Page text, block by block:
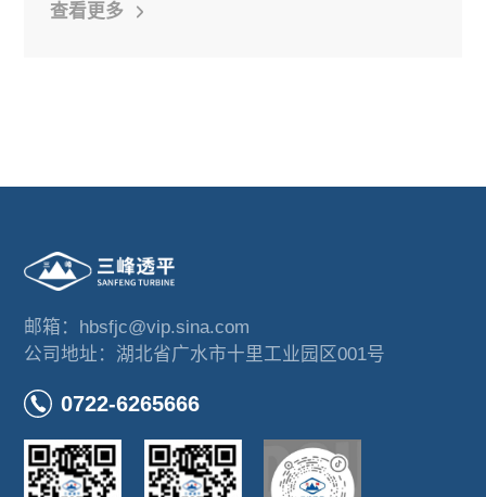
查看更多
邮箱：hbsfjc@vip.sina.com
公司地址：湖北省广水市十里工业园区001号
0722-6265666